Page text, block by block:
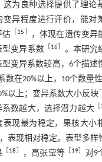
这为良种选择提供了理论
变异程度进行评价，能对
估
15
，体现在遗传变异
型变异系数［ 16
。本研究
变异系数较高，6个描述
数在20%以上，10个数量
以上；变异系数大小反
数越大，选择潜力越大
表现最为稳定，果核大小
表现相对稳定。表型多样
18 ，高张莹等［ 19
对9